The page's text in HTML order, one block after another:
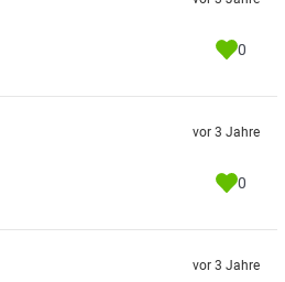
0
vor 3 Jahre
0
vor 3 Jahre